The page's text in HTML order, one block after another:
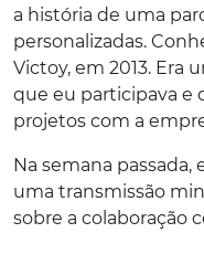
a história de uma
personalizadas.
Victoy, em 2013. Era
que eu participava e
projetos com a
Na semana
uma transmissão
sobre a colaboração